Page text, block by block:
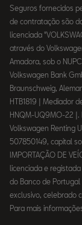
Seguros fornecidos
de contratação são
licenciada
através do
Amadora, sob o
Volkswagen Bank
Braunschweig,
HTB1819 | Mediador
HNQM-UQ9MO-22 |.
Volkswagen Renting
507850149, capital
IMPORTAÇÃO DE
licenciada e
do Banco de
exclusivo, celebrado
Para mais